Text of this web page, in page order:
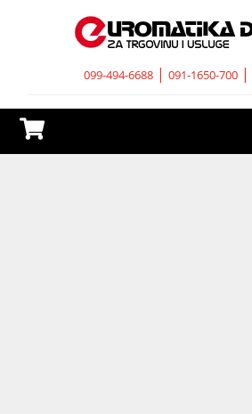
099-494-6688| 091-1650-700|
